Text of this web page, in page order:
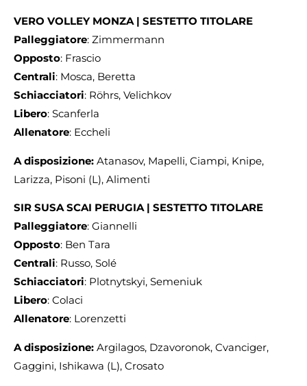
VERO VOLLEY MONZA | SESTETTO TITOLARE
Palleggiatore: Zimmermann
Opposto: Frascio
Centrali: Mosca, Beretta
Schiacciatori: Röhrs, Velichkov
Libero: Scanferla
Allenatore: Eccheli
A disposizione: Atanasov, Mapelli, Ciampi, Knipe,
Larizza, Pisoni (L), Alimenti
SIR SUSA SCAI PERUGIA | SESTETTO TITOLARE
Palleggiatore: Giannelli
Opposto: Ben Tara
Centrali: Russo, Solé
Schiacciatori: Plotnytskyi, Semeniuk
Libero: Colaci
Allenatore: Lorenzetti
A disposizione: Argilagos, Dzavoronok, Cvanciger,
Gaggini, Ishikawa (L), Crosato